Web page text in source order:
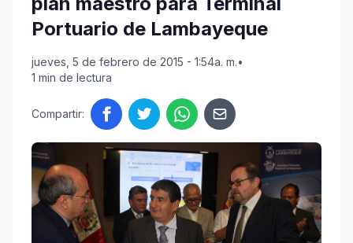
Portuario de Lambayeque
jueves, 5 de febrero de 2015 - 1:54a. m.•
1 min de lectura
Compartir: